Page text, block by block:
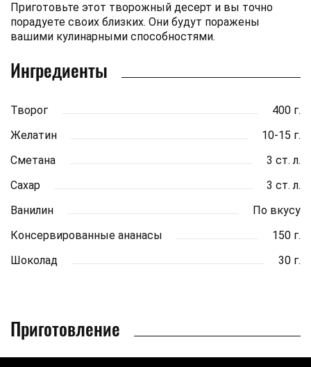
Приготовьте этот творожный десерт и вы точно
порадуете своих близких. Они будут поражены
вашими кулинарными способностями.
Ингредиенты
Творог
400 г.
Желатин
10-15 г.
Сметана
3 ст. л.
Сахар
3 ст. л.
Ванилин
По вкусу
Консервированные ананасы
150 г.
Шоколад
30 г.
Приготовление